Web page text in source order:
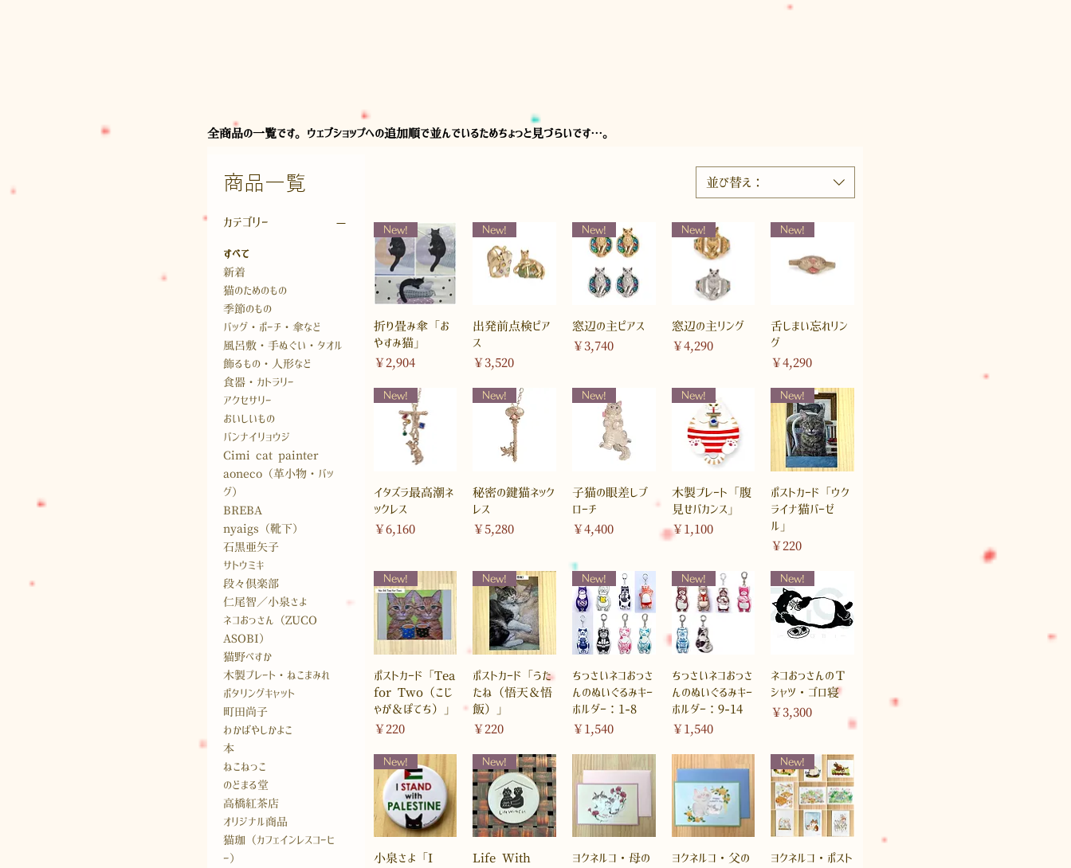
全商品の一覧です。ウェブショップへの追加順で並んでいるためちょっと見づらいです…。
商品一覧
カテゴリー
すべて
新着
猫のためのもの
季節のもの
バッグ・ポーチ・傘など
風呂敷・手ぬぐい・タオル
飾るもの・人形など
食器・カトラリー
アクセサリー
おいしいもの
バンナイリョウジ
Cimi cat painter
aoneco（革小物・バッ
グ）
BREBA
nyaigs（靴下）
石黒亜矢子
サトウミキ
段々倶楽部
仁尾智／小泉さよ
ネコおっさん（ZUCO
ASOBI）
猫野ぺすか
木製プレート・ねこまみれ
ポタリングキャット
町田尚子
わかばやしかよこ
本
ねこねっこ
のどまる堂
高橋紅茶店
オリジナル商品
猫珈（カフェインレスコーヒ
ー）
並び替え：
New!
折り畳み傘「お
やすみ猫」
価格
￥2,904
New!
出発前点検ピア
ス
価格
￥3,520
New!
窓辺の主ピアス
価格
￥3,740
New!
窓辺の主リング
価格
￥4,290
New!
舌しまい忘れリン
グ
価格
￥4,290
New!
イタズラ最高潮ネ
ックレス
価格
￥6,160
New!
秘密の鍵猫ネック
レス
価格
￥5,280
New!
子猫の眼差しブ
ローチ
価格
￥4,400
New!
木製プレート「腹
見せバカンス」
価格
￥1,100
New!
ポストカード「ウク
ライナ猫バーゼ
ル」
価格
￥220
New!
ポストカード「Tea
for Two（こじ
ゃが＆ぽてち）」
価格
￥220
New!
ポストカード「うた
たね（悟天＆悟
飯）」
価格
￥220
New!
ちっさいネコおっさ
んのぬいぐるみキー
ホルダー：1-8
価格
￥1,540
New!
ちっさいネコおっさ
んのぬいぐるみキー
ホルダー：9-14
価格
￥1,540
New!
ネコおっさんのＴ
シャツ・ゴロ寝
価格
￥3,300
New!
小泉さよ「I
New!
Life With
ヨクネルコ・母の
ヨクネルコ・父の
New!
ヨクネルコ・ポスト